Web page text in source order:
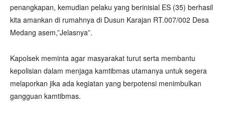
penangkapan, kemudian pelaku yang berinisial ES (35) berhasil
kita amankan di rumahnya di Dusun Karajan RT.007/002 Desa
Medang asem,”Jelasnya”.
Kapolsek meminta agar masyarakat turut serta membantu
kepolisian dalam menjaga kamtibmas utamanya untuk segera
melaporkan jika ada kegiatan yang berpotensi menimbulkan
gangguan kamtibmas.